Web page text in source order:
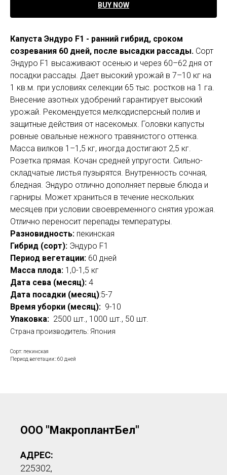
BUY NOW
Капуста Эндуро F1 - ранний гибрид, сроком
созревания 60 дней, после высадки рассады. Сорт
Эндуро F1 высаживают осенью и через 60–62 дня от
посадки рассады. Дает высокий урожай в 7–10 кг на
1 кв.м. при условиях селекции 65 тыс. ростков на 1 га.
Внесение азотных удобрений гарантирует высокий
урожай. Рекомендуется мелкодисперсный полив и
защитные действия от насекомых. Головки капусты
ровные овальные нежного травянистого оттенка.
Масса вилков 1–1,5 кг, иногда достигают 2,5 кг.
Розетка прямая. Кочан средней упругости. Сильно-
складчатые листья пузырятся. Внутренность сочная,
бледная. Эндуро отлично дополняет первые блюда и
гарниры. Может храниться в течение нескольких
месяцев при условии своевременного снятия урожая.
Отлично переносит перепады температуры.
Разновидность: пекинская
Гибрид (сорт): Эндуро F1
Период вегетации: 60 дней
Масса плода: 1 ,0-1,5 кг
Дата сева (месяц): 4
Дата посадки (месяц):5-7
Время уборки (месяц): 9-10
Упаковка: 2500 шт., 1000 шт., 50 шт.
Страна производитель: Япония
Сорт: пекинская
Период вегетации:: 60 дней
ООО "МакроплантБел"
АДРЕС:
225302,